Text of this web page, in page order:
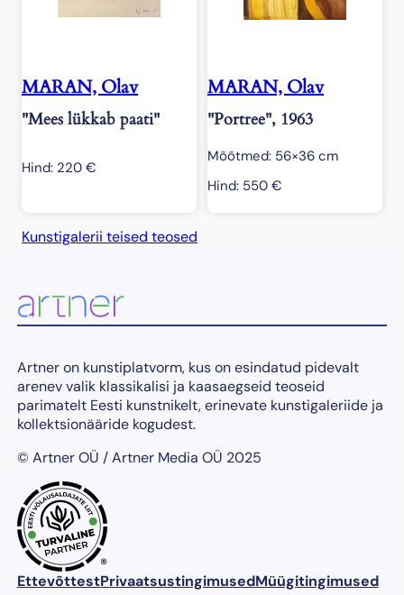
MARAN, Olav
"Mees lükkab paati"
Hind: 220 €
MARAN, Olav
"Portree", 1963
Mõõtmed: 56×36 cm
Hind: 550 €
Kunstigalerii teised teosed
Artner on kunstiplatvorm, kus on esindatud pidevalt
arenev valik klassikalisi ja kaasaegseid teoseid
parimatelt Eesti kunstnikelt, erinevate kunstigaleriide ja
kollektsionääride kogudest.
© Artner OÜ / Artner Media OÜ 2025
®
EttevõttestPrivaatsustingimusedMüügitingimused